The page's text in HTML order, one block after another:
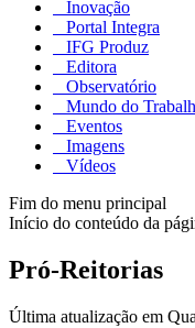
Inovação
Portal Integra
IFG Produz
Editora
Observatório
Mundo do
Eventos
Imagens
Vídeos
Fim do menu principal
Início do conteúdo da
Pró-Reitorias
Última atualização em